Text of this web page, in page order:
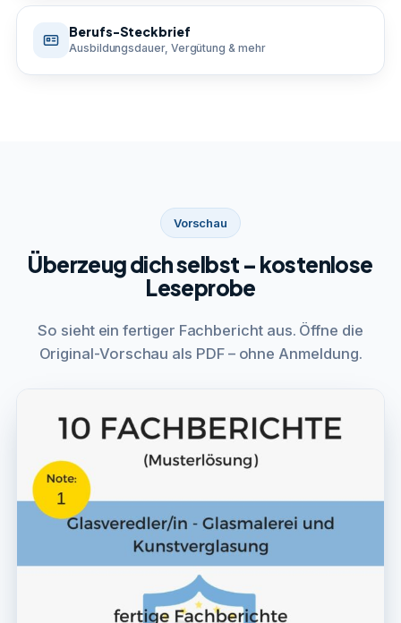
Berufs-Steckbrief
Ausbildungsdauer, Vergütung & mehr
Vorschau
Überzeug dich selbst – kostenlose
Leseprobe
So sieht ein fertiger Fachbericht aus. Öffne die
Original-Vorschau als PDF – ohne Anmeldung.